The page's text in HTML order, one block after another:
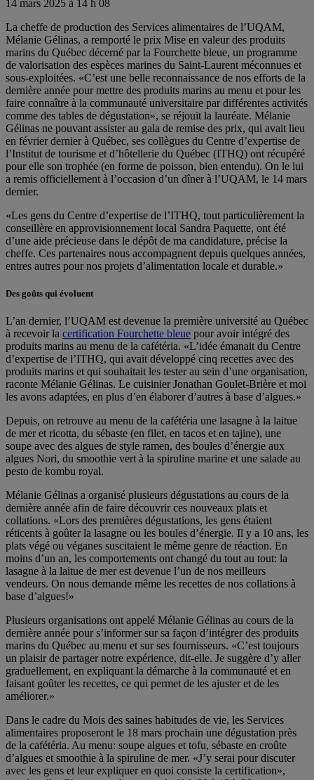
14 mars 2025 à 14 h 08
La cheffe de production des Services alimentaires de l’UQAM,
Mélanie Gélinas, a remporté le prix Mise en valeur des produits
marins du Québec décerné par la Fourchette bleue, un programme
de valorisation des espèces marines du Saint-Laurent méconnues et
sous-exploitées. «C’est une belle reconnaissance de nos efforts de la
dernière année pour mettre des produits marins au menu et pour les
faire connaître à la communauté universitaire par différentes activités
comme des tables de dégustation», se réjouit la lauréate. Mélanie
Gélinas ne pouvant assister au gala de remise des prix, qui avait lieu
en février dernier à Québec, ses collègues du Centre d’expertise de
l’Institut de tourisme et d’hôtellerie du Québec (ITHQ) ont récupéré
pour elle son trophée (en forme de poisson, bien entendu). On le lui
a remis officiellement à l’occasion d’un dîner à l’UQAM, le 14 mars
dernier.
«Les gens du Centre d’expertise de l’ITHQ, tout particulièrement la
conseillère en approvisionnement local Sandra Paquette, ont été
d’une aide précieuse dans le dépôt de ma candidature, précise la
cheffe. Ces partenaires nous accompagnent depuis quelques années,
entres autres pour nos projets d’alimentation locale et durable.»
Des goûts qui évoluent
L’an dernier, l’UQAM est devenue la première université au Québec
à recevoir la certification Fourchette bleue pour avoir intégré des
produits marins au menu de la cafétéria. «L’idée émanait du Centre
d’expertise de l’ITHQ, qui avait développé cinq recettes avec des
produits marins et qui souhaitait les tester au sein d’une organisation,
raconte Mélanie Gélinas. Le cuisinier Jonathan Goulet-Brière et moi
les avons adaptées, en plus d’en élaborer d’autres à base d’algues.»
Depuis, on retrouve au menu de la cafétéria une lasagne à la laitue
de mer et ricotta, du sébaste (en filet, en tacos et en tajine), une
soupe avec des algues de style ramen, des boules d’énergie aux
algues Nori, du smoothie vert à la spiruline marine et une salade au
pesto de kombu royal.
Mélanie Gélinas a organisé plusieurs dégustations au cours de la
dernière année afin de faire découvrir ces nouveaux plats et
collations. «Lors des premières dégustations, les gens étaient
réticents à goûter la lasagne ou les boules d’énergie. Il y a 10 ans, les
plats végé ou véganes suscitaient le même genre de réaction. En
moins d’un an, les comportements ont changé du tout au tout: la
lasagne à la laitue de mer est devenue l’un de nos meilleurs
vendeurs. On nous demande même les recettes de nos collations à
base d’algues!»
Plusieurs organisations ont appelé Mélanie Gélinas au cours de la
dernière année pour s’informer sur sa façon d’intégrer des produits
marins du Québec au menu et sur ses fournisseurs. «C’est toujours
un plaisir de partager notre expérience, dit-elle. Je suggère d’y aller
graduellement, en expliquant la démarche à la communauté et en
faisant goûter les recettes, ce qui permet de les ajuster et de les
améliorer.»
Dans le cadre du Mois des saines habitudes de vie, les Services
alimentaires proposeront le 18 mars prochain une dégustation près
de la cafétéria. Au menu: soupe algues et tofu, sébaste en croûte
d’algues et smoothie à la spiruline de mer. «J’y serai pour discuter
avec les gens et leur expliquer en quoi consiste la certification»,